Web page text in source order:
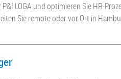
LOGA und optimieren Sie HR-
Sie remote oder vor Ort in